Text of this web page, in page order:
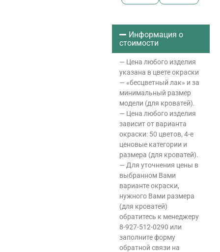
Информация о
стоимости
— Цена любого изделия
указана в цвете окраски
— «бесцветный лак» и за
минимальный размер
модели (для кроватей).
— Цена любого изделия
зависит от варианта
окраски: 50 цветов, 4-е
ценовые категории и
размера (для кроватей).
— Для уточнения цены в
выбранном Вами
варианте окраски,
нужного Вами размера
(для кроватей)
обратитесь к менеджеру
8-927-512-0290 или
заполните форму
обратной связи на